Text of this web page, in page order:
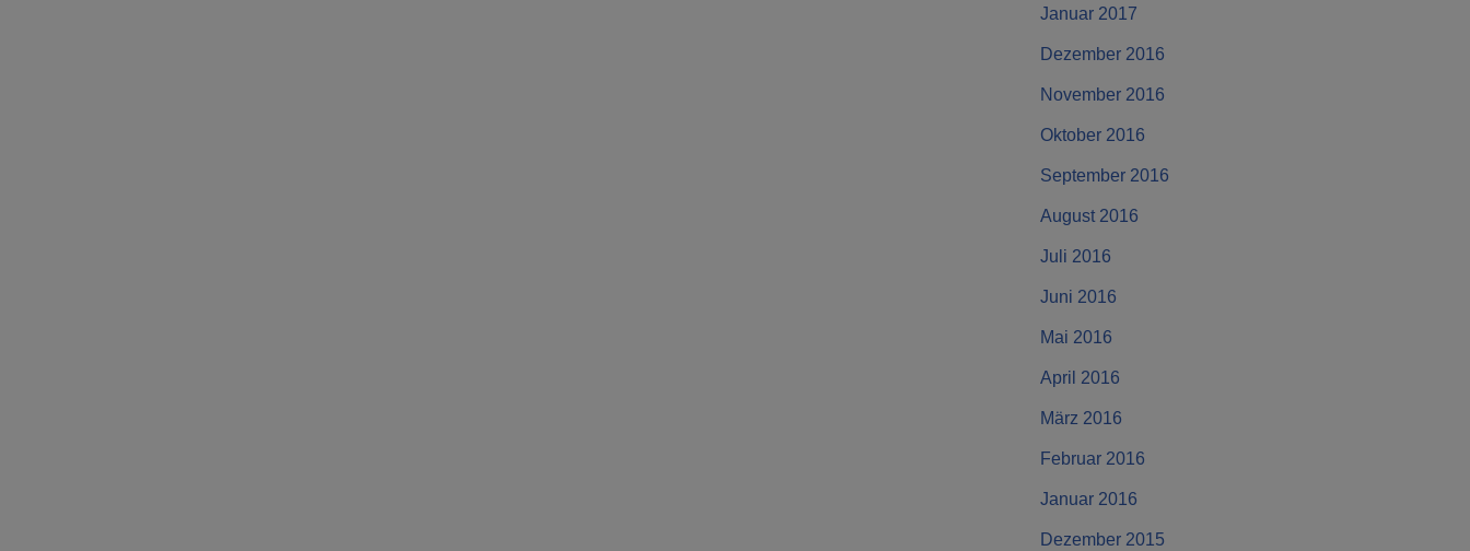
Januar 2017
Dezember 2016
November 2016
Oktober 2016
September 2016
August 2016
Juli 2016
Juni 2016
Mai 2016
April 2016
März 2016
Februar 2016
Januar 2016
Dezember 2015